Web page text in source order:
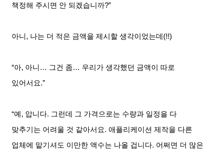
책정해 주시면 안 되겠습니까?”
아니 , 나는 더 적은 금액을 제시할 생각이었는데 (!!)
“아, 아니 … 그건 좀… 우리가 생각했던 금액이 따로
있어서요.”
“예 , 압니다. 그런데 그 가격으로는 수량과 일정을 다
맞추기는 어려울 것 같아서요.애플리케이션 제작을 다른
업체에 맡기셔도 이만한 액수는 나올 겁니다. 어쩌면 더 많은